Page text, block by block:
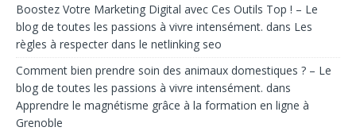
Boostez Votre Marketing Digital avec Ces Outils Top ! – Le
blog de toutes les passions à vivre intensément. dans Les
règles à respecter dans le netlinking seo
Comment bien prendre soin des animaux domestiques ? – Le
blog de toutes les passions à vivre intensément. dans
Apprendre le magnétisme grâce à la formation en ligne à
Grenoble